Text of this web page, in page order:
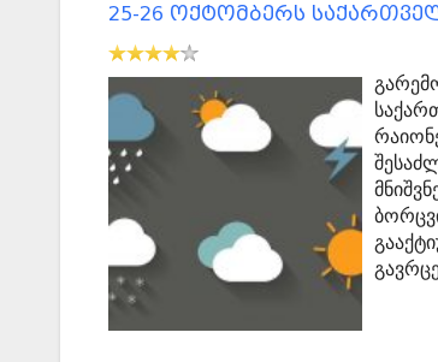
25-26 ოქტომბერს